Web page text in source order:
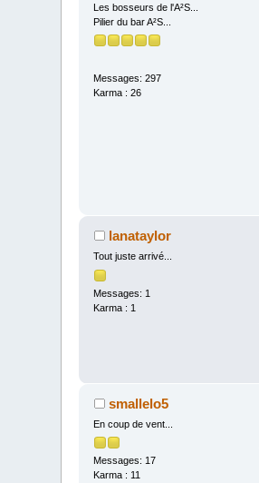
Les bosseurs de l'A²S...
Pilier du bar A²S...
Messages: 297
Karma : 26
lanataylor
Tout juste arrivé...
Messages: 1
Karma : 1
smallelo5
En coup de vent...
Messages: 17
Karma : 11